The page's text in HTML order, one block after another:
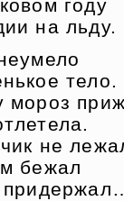
году
на льду.
тело.
мороз
не
бежал